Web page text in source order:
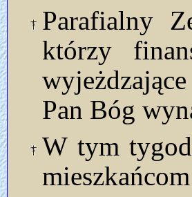
Parafialny
którzy
Pan Bóg
W tym